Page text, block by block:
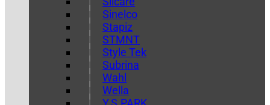
Sinelco
Stapiz
STMNT
Style Tek
Subrina
Wahl
Wella